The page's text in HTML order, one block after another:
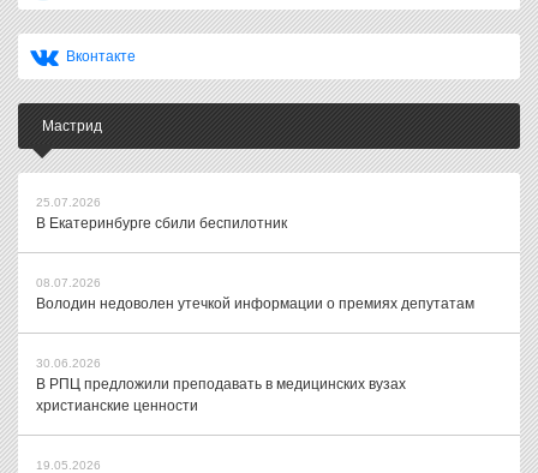
Вконтакте
Мастрид
25.07.2026
В Екатеринбурге сбили беспилотник
08.07.2026
Володин недоволен утечкой информации о премиях депутатам
30.06.2026
В РПЦ предложили преподавать в медицинских вузах
христианские ценности
19.05.2026